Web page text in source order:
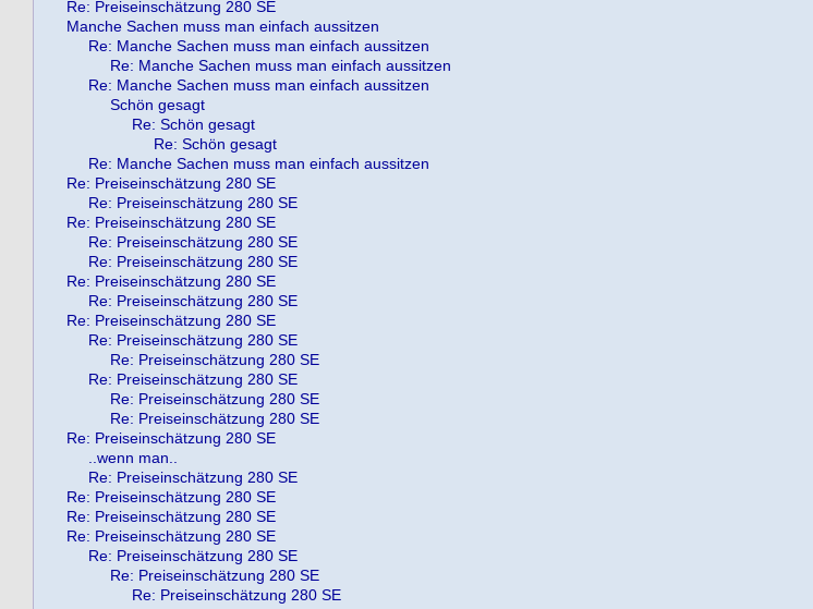
Re: Preiseinschätzung 280 SE
Manche Sachen muss man einfach aussitzen
Re: Manche Sachen muss man einfach aussitzen
Re: Manche Sachen muss man einfach aussitzen
Re: Manche Sachen muss man einfach aussitzen
Schön gesagt
Re: Schön gesagt
Re: Schön gesagt
Re: Manche Sachen muss man einfach aussitzen
Re: Preiseinschätzung 280 SE
Re: Preiseinschätzung 280 SE
Re: Preiseinschätzung 280 SE
Re: Preiseinschätzung 280 SE
Re: Preiseinschätzung 280 SE
Re: Preiseinschätzung 280 SE
Re: Preiseinschätzung 280 SE
Re: Preiseinschätzung 280 SE
Re: Preiseinschätzung 280 SE
Re: Preiseinschätzung 280 SE
Re: Preiseinschätzung 280 SE
Re: Preiseinschätzung 280 SE
Re: Preiseinschätzung 280 SE
Re: Preiseinschätzung 280 SE
..wenn man..
Re: Preiseinschätzung 280 SE
Re: Preiseinschätzung 280 SE
Re: Preiseinschätzung 280 SE
Re: Preiseinschätzung 280 SE
Re: Preiseinschätzung 280 SE
Re: Preiseinschätzung 280 SE
Re: Preiseinschätzung 280 SE